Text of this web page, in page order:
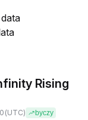
Rising
(UTC) byczy